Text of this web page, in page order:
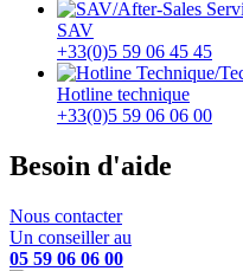
SAV
+33(0)5 59 06 45 45
Hotline technique
+33(0)5 59 06 06 00
Besoin d'aide
Nous contacter
Un conseiller au
05 59 06 06 00